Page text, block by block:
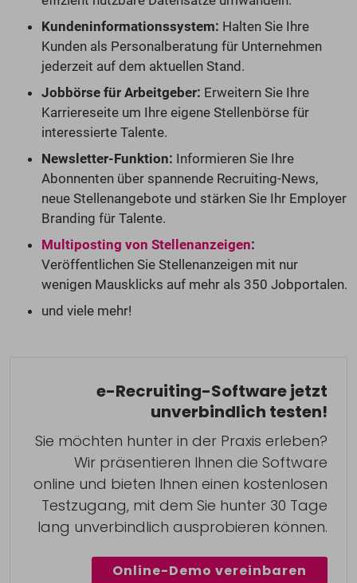
Kundeninformationssystem: Halten Sie Ihre
Kunden als Personalberatung für Unternehmen
jederzeit auf dem aktuellen Stand.
Jobbörse für Arbeitgeber: Erweitern Sie Ihre
Karriereseite um Ihre eigene Stellenbörse für
interessierte Talente.
Newsletter-Funktion: Informieren Sie Ihre
Abonnenten über spannende Recruiting-News,
neue Stellenangebote und stärken Sie Ihr Employer
Branding für Talente.
Multiposting von Stellenanzeigen:
Veröffentlichen Sie Stellenanzeigen mit nur
wenigen Mausklicks auf mehr als 350 Jobportalen.
und viele mehr!
e-Recruiting-Software jetzt
unverbindlich testen!
Sie möchten hunter in der Praxis erleben?
Wir präsentieren Ihnen die Software
online und bieten Ihnen einen kostenlosen
Testzugang, mit dem Sie hunter 30 Tage
lang unverbindlich ausprobieren können.
Online-Demo vereinbaren